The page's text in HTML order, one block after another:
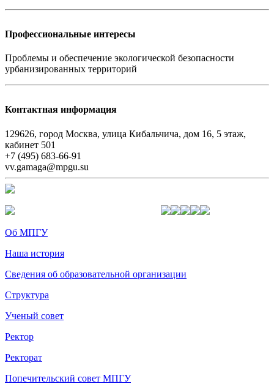
Профессиональные интересы
Проблемы и обеспечение экологической безопасности
урбанизированных территорий
Контактная информация
129626, город Москва, улица Кибальчича, дом 16, 5 этаж,
кабинет 501
+7 (495) 683-66-91
vv.gamaga@mpgu.su
Об МПГУ
Наша история
Сведения об образовательной организации
Структура
Ученый совет
Ректор
Ректорат
Попечительский совет МПГУ